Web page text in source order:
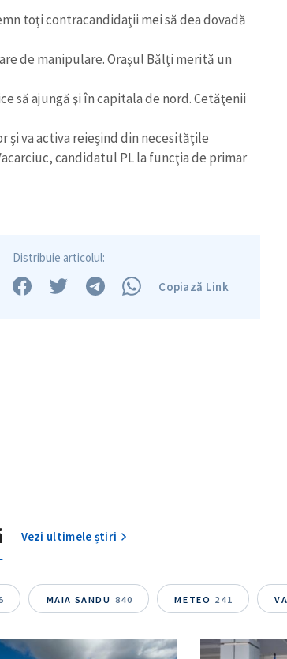
toţi contracandidaţii mei să dea dovadă
de manipulare. Oraşul Bălţi merită un
să ajungă şi în capitala de nord. Cetăţenii
şi va activa reieşind din necesităţile
candidatul PL la funcţia de primar
Distribuie articolul:
Copiază Link
Vezi ultimele știri
MAIA SANDU 840 METEO 241
+ Link media